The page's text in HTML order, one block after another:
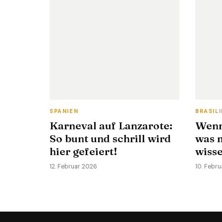
SPANIEN
Karneval auf Lanzarote:
So bunt und schrill wird
hier gefeiert!
12. Februar 2026
was
10.